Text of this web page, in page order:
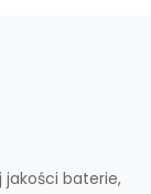
jakości baterie,